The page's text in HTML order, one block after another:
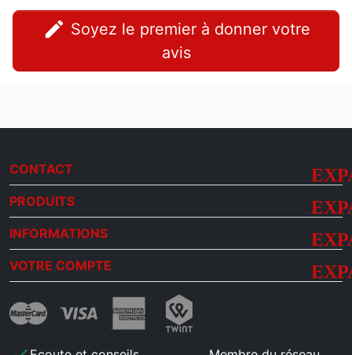
edit
avis
CONTACT
PRODUITS
INFORMATIONS
VOTRE COMPTE